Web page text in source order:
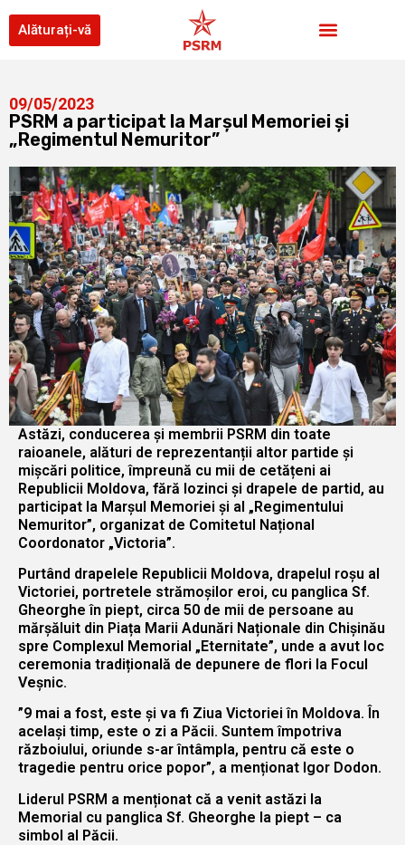
Alăturați-vă
09/05/2023
PSRM a participat la Marșul Memoriei și
„Regimentul Nemuritor”
Astăzi, conducerea și membrii PSRM din toate
raioanele, alături de reprezentanții altor partide și
mișcări politice, împreună cu mii de cetățeni ai
Republicii Moldova, fără lozinci și drapele de partid, au
participat la Marșul Memoriei și al „Regimentului
Nemuritor”, organizat de Comitetul Național
Coordonator „Victoria”.
Purtând drapelele Republicii Moldova, drapelul roșu al
Victoriei, portretele strămoșilor eroi, cu panglica Sf.
Gheorghe în piept, circa 50 de mii de persoane au
mărșăluit din Piața Marii Adunări Naționale din Chișinău
spre Complexul Memorial „Eternitate”, unde a avut loc
ceremonia tradițională de depunere de flori la Focul
Veșnic.
”9 mai a fost, este și va fi Ziua Victoriei în Moldova. În
același timp, este o zi a Păcii. Suntem împotriva
războiului, oriunde s-ar întâmpla, pentru că este o
tragedie pentru orice popor”, a menționat Igor Dodon.
Liderul PSRM a menționat că a venit astăzi la
Memorial cu panglica Sf. Gheorghe la piept – ca
simbol al Păcii.